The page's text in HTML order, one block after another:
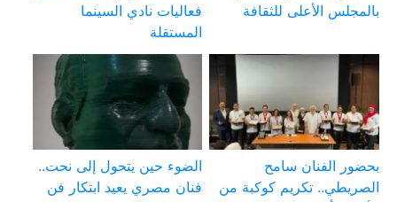
بالمجلس الأعلى للثقافة
فعاليات نادي السينما
المستقلة
بحضور الفنان سامح
الصريطي.. تكريم كوكبة من
الضوء حين يتحول إلى نحت..
فنان مصري يعيد ابتكار فن